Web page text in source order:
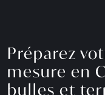
Préparez
mesure en
bulles et